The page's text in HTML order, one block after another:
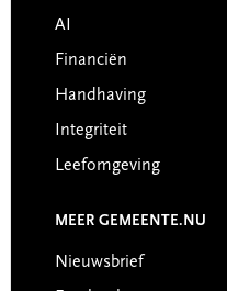
AI
Financiën
Handhaving
Integriteit
Leefomgeving
MEER GEMEENTE.NU
Nieuwsbrief